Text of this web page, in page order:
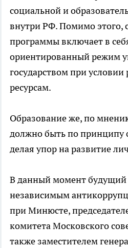
социальной и
внутри РФ. Помимо этого,
программы включает в
ориентированный режим
государством при условии
ресурсам.
Образование же, по
должно быть по принципу
делая упор на развитие
В данный момент будущий
независимым
при Минюсте,
комитета Московского
также заместителем